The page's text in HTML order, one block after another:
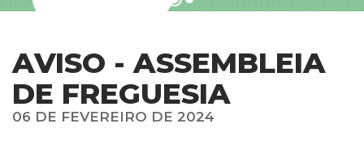
AVISO - ASSEMBLEIA
DE FREGUESIA
06 DE FEVEREIRO DE 2024